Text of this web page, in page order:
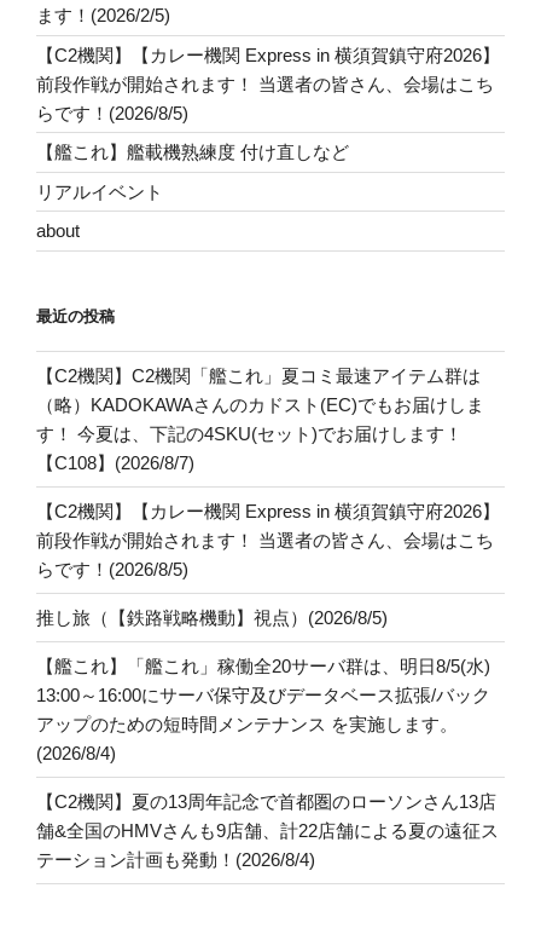
ます！(2026/2/5)
【C2機関】【カレー機関 Express in 横須賀鎮守府2026】
前段作戦が開始されます！ 当選者の皆さん、会場はこち
らです！(2026/8/5)
【艦これ】艦載機熟練度 付け直しなど
リアルイベント
about
最近の投稿
【C2機関】C2機関「艦これ」夏コミ最速アイテム群は
（略）KADOKAWAさんのカドスト(EC)でもお届けしま
す！ 今夏は、下記の4SKU(セット)でお届けします！
【C108】(2026/8/7)
【C2機関】【カレー機関 Express in 横須賀鎮守府2026】
前段作戦が開始されます！ 当選者の皆さん、会場はこち
らです！(2026/8/5)
推し旅（【鉄路戦略機動】視点）(2026/8/5)
【艦これ】「艦これ」稼働全20サーバ群は、明日8/5(水)
13:00～16:00にサーバ保守及びデータベース拡張/バック
アップのための短時間メンテナンス を実施します。
(2026/8/4)
【C2機関】夏の13周年記念で首都圏のローソンさん13店
舗&全国のHMVさんも9店舗、計22店舗による夏の遠征ス
テーション計画も発動！(2026/8/4)